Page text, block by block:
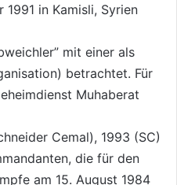
1991 in Kamisli, Syrien
mit einer als
betrachtet. Für
Muhaberat
Cemal), 1993 (SC)
die für den
am 15. August 1984